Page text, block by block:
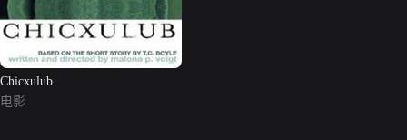
Chicxulub
电影